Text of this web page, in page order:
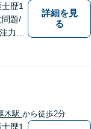
歴1
問題/
力】
。
詳細を見
る
木駅 から徒歩2分
歴1